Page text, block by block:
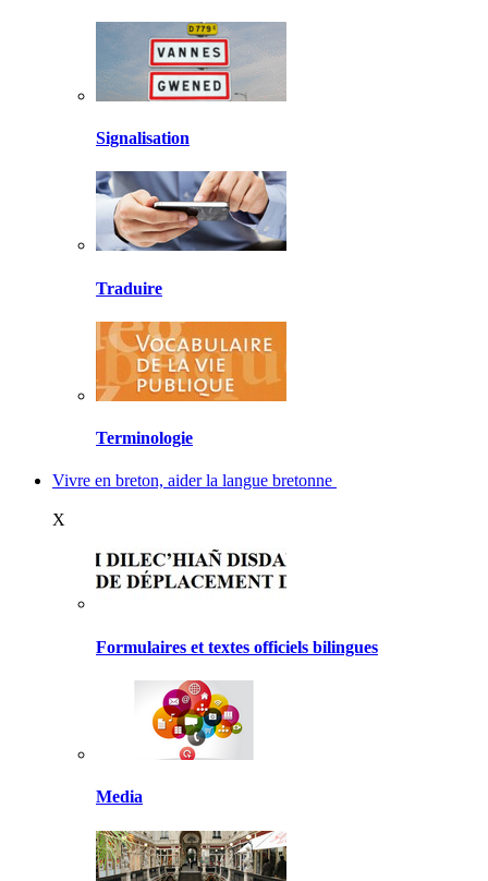
Signalisation
Traduire
Terminologie
Vivre en breton, aider la langue bretonne
X
Formulaires et textes officiels bilingues
Media